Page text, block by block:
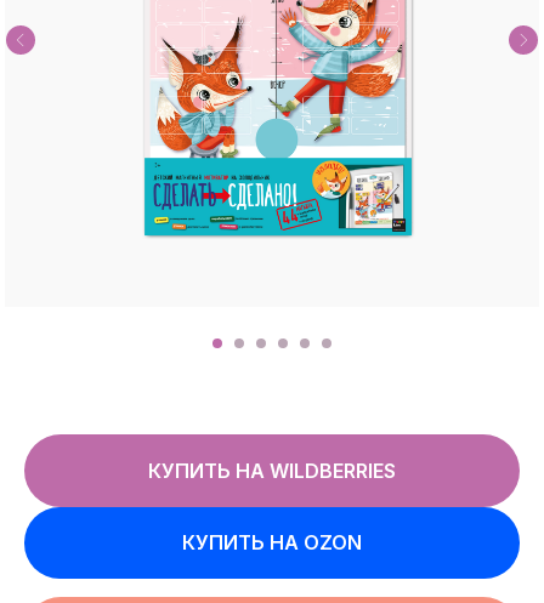
КУПИТЬ НА WILDBERRIES
КУПИТЬ НА OZON